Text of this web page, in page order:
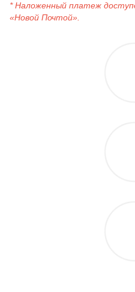
* Наложенный платеж
«Новой Почтой».